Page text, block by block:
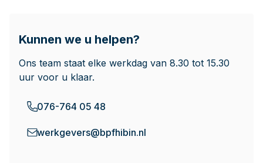
Contact
Kunnen we u helpen?
Ons team staat elke werkdag van 8.30 tot 15.30
uur voor u klaar.
076-764 05 48
werkgevers@bpfhibin.nl